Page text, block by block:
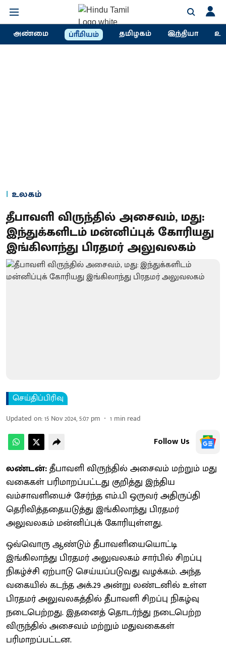
அண்மை ப்ரீமியம் தமிழகம் இந்தியா
உலகம்
தீபாவளி விருந்தில் அசைவம், மது:
இந்துக்களிடம் மன்னிப்புக் கோரியது
இங்கிலாந்து பிரதமர் அலுவலகம்
செய்திப்பிரிவு
Updated on:15 Nov 2024, 5:07 pm 1 min read
Follow Us
லண்டன்:தீபாவளி விருந்தில் அசைவம் மற்றும் மது
வகைகள் பரிமாறப்பட்டது குறித்து இந்திய
வம்சாவளியைச் சேர்ந்த எம்.பி ஒருவர் அதிருப்தி
தெரிவித்ததையடுத்து இங்கிலாந்து பிரதமர்
அலுவலகம் மன்னிப்புக் கோரியுள்ளது.
ஒவ்வொரு ஆண்டும் தீபாவளியையொட்டி
இங்கிலாந்து பிரதமர் அலுவலகம் சார்பில் சிறப்பு
நிகழ்ச்சி ஏற்பாடு செய்யப்படுவது வழக்கம். அந்த
வகையில் கடந்த அக்.29 அன்று லண்டனில் உள்ள
பிரதமர் அலுவலகத்தில் தீபாவளி சிறப்பு நிகழ்வு
நடைபெற்றது. இதனைத் தொடர்ந்து நடைபெற்ற
விருந்தில் அசைவம் மற்றும் மதுவகைகள்
பரிமாறப்பட்டன.